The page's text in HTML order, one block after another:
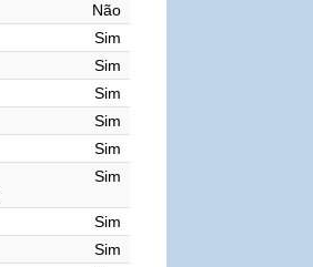
Não
Sim
Sim
Sim
Sim
Sim
Sim
Sim
Sim